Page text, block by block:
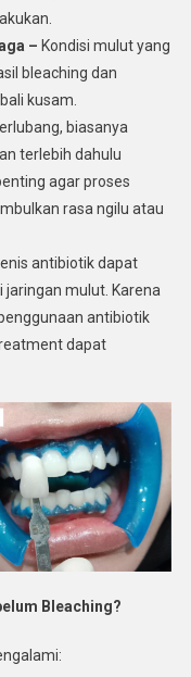
– Kondisi mulut yang
bleaching dan
kusam.
biasanya
terlebih dahulu
agar proses
rasa ngilu atau
antibiotik dapat
mulut. Karena
antibiotik
dapat
Bleaching?